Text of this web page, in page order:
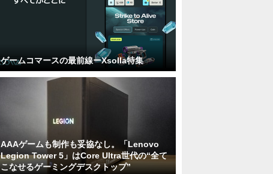
ゲームコマースの最前線ーXsolla特集
AAAゲームも制作も妥協なし。「Lenovo
Legion Tower 5」はCore Ultra世代の“全て
こなせるゲーミングデスクトップ”